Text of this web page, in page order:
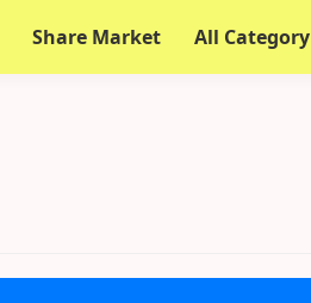
Share Market All Category